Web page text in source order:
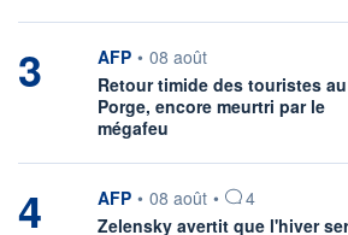
3 information fournie par
AFP • 08 août
Retour timide des touristes au
Porge, encore meurtri par le
mégafeu
4 information fournie par
AFP • 08 août •
4
Zelensky avertit que l'hiver